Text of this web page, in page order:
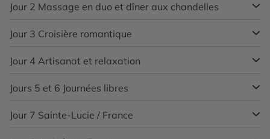
Jour 2 Massage en duo et dîner aux chandelles
Le Ladera Resort à Sainte-Lucie est un luxueux hôtel
niché sur les hauteurs de Soufrière, à flanc de
montagne, avec une vue spectaculaire sur les Pitons
classés au patrimoine mondial de l’UNESCO et la mer
des Caraïbes. Ce qui rend ce resort unique, ce sont ses
suites ouvertes sur la nature, sans quatrième mur,
permettant une immersion totale dans un cadre tropical
et intime, avec piscine privée et panorama à couper le
Jour 3 Croisière romantique
Après une journée libre de découverte du Sud de l’île,
embarquez pour unecroisière romantique au coucher
du soleilsur la mer des Caraïbes, et rafraîchissez-vous
l’après-midi avec une dégustation de vins dans notre
élégante cave.
Jour 4 Artisanat et relaxation
Exprimez votre créativité à deux lors d’un
poterie artisanale, animé par Madame Irene, et laissez-
vous tenter par unedégustation de rhum au Hideaway
Bar.
Jours 5 et 6 Journées libres
Des journées sans programme, à vivre comme vous en
avez envie : lecture, baignade, yoga ou simple sieste au
Jour 7 Sainte-Lucie / France